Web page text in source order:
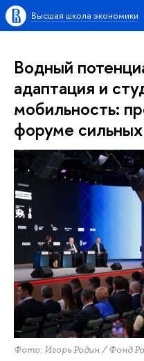
Высшая школа экономики
Водный
адаптация и
мобильность:
форуме
Фото: Игорь Родин / Фонд